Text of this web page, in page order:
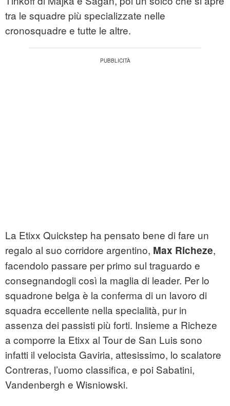
tra le squadre più specializzate nelle
cronosquadre e tutte le altre.
La Etixx Quickstep ha pensato bene di fare un
regalo al suo corridore argentino, Max Richeze,
facendolo passare per primo sul traguardo e
consegnandogli così la maglia di leader. Per lo
squadrone belga è la conferma di un lavoro di
squadra eccellente nella specialità, pur in
assenza dei passisti più forti. Insieme a Richeze
a comporre la Etixx al Tour de San Luis sono
infatti il velocista Gaviria, attesissimo, lo scalatore
Contreras, l’uomo classifica, e poi Sabatini,
Vandenbergh e Wisniowski.